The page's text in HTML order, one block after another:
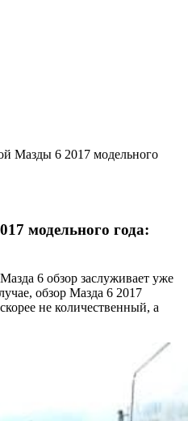
Мазды 6 2017 модельного
модельного года:
6 обзор заслуживает уже
обзор Мазда 6 2017
не количественный, а